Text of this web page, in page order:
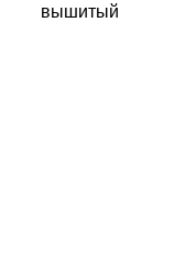
вышитый